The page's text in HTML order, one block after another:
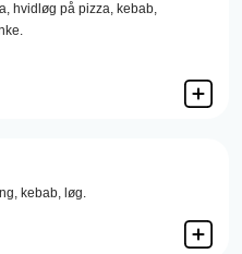
hvidløg på pizza, kebab,
kebab, løg.